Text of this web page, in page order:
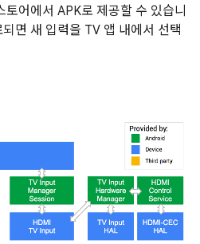
어에서 APK로 제공할 수 있습니
면 새 입력을 TV 앱 내에서 선택